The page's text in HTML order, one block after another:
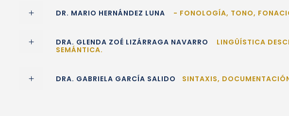
DR. MARIO HERNÁNDEZ LUNA - FONOLOGÍA, TONO,
DRA. GLENDA ZOÉ LIZÁRRAGA NAVARRO
LINGÜÍSTICA
SEMÁNTICA.
DRA. GABRIELA GARCÍA SALIDO SINTAXIS,